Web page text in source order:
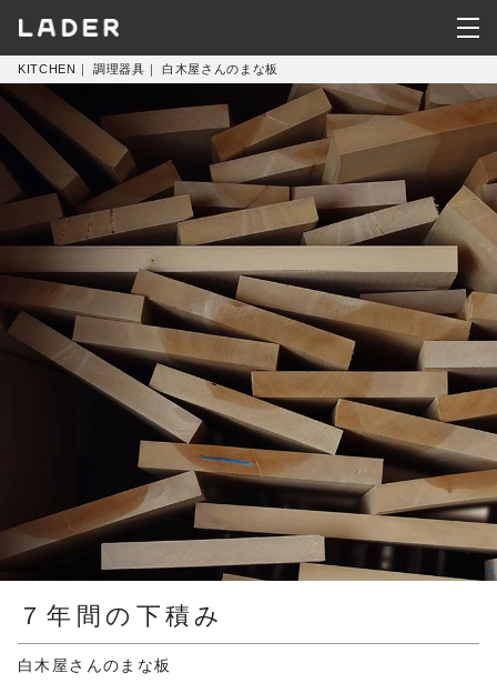
KITCHEN
HOUSEWARE
CLOTHING
KITCHEN ｜ 調理器具 ｜ 白木屋さんのまな板
７年間の下積み
白木屋さんのまな板